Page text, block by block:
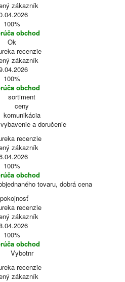
zákazník
100%
obchod
Ok
zákazník
100%
obchod
sortiment
ceny
komunikácia
a doručenie
zákazník
100%
obchod
tovaru, dobrá cena
zákazník
100%
obchod
Vybotnr
zákazník